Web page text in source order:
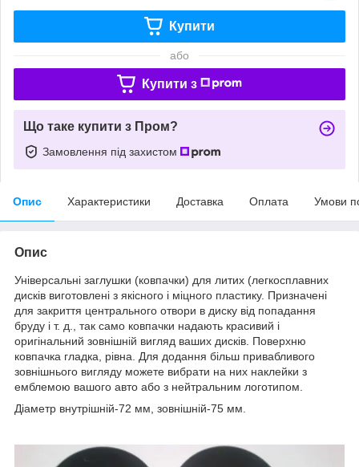
Купити
або
Купити з
Що таке купити з Пром?
Замовлення під захистом
Опис Характеристики Доставка Оплата Умови
Опис
Універсальні заглушки (ковпачки) для литих (легкосплавних
дисків виготовлені з якісного і міцного пластику. Призначені
для закриття центрального отвори в диску від попадання
бруду і т. д., так само ковпачки надають красивий і
оригінальний зовнішній вигляд ваших дисків. Поверхню
ковпачка гладка, рівна. Для додання більш привабливого
зовнішнього вигляду можете вибрати на них наклейки з
емблемою вашого авто або з нейтральним логотипом.
Діаметр внутрішній-72 мм, зовнішній-75 мм.